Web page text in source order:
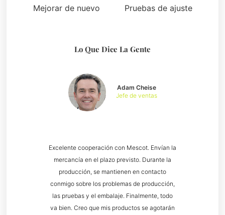
Mejorar de nuevo Pruebas de ajuste
Lo Que Dice La Gente
Excelente cooperación con Mescot. Envían la
mercancía en el plazo previsto. Durante la
producción, se mantienen en contacto
conmigo sobre los problemas de producción,
las pruebas y el embalaje. Finalmente, todo
va bien. Creo que mis productos se agotarán
Adam Cheise
Jefe de ventas